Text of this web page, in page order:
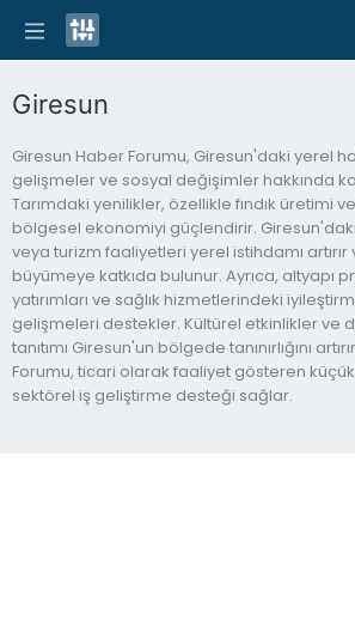
Giresun
Giresun Haber Forumu, Giresun'daki yerel
gelişmeler ve sosyal değişimler hakkında
Tarımdaki yenilikler, özellikle fındık üretimi
bölgesel ekonomiyi güçlendirir.
veya turizm faaliyetleri yerel istihdamı
büyümeye katkıda bulunur. Ayrıca, altyapı
yatırımları ve sağlık hizmetlerindeki
gelişmeleri destekler. Kültürel etkinlikler ve
tanıtımı Giresun'un bölgede tanınırlığını
Forumu, ticari olarak faaliyet gösteren
sektörel iş geliştirme desteği sağlar.